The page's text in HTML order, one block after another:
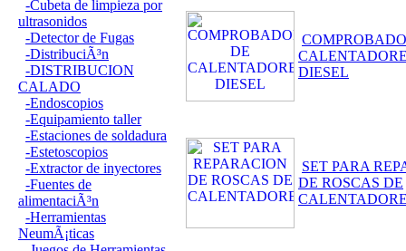
-Cubeta de limpieza por
ultrasonidos
-Detector de Fugas
-DistribuciÃ³n
-DISTRIBUCION
CALADO
-Endoscopios
-Equipamiento taller
-Estaciones de soldadura
-Estetoscopios
-Extractor de inyectores
-Fuentes de
alimentaciÃ³n
-Herramientas
NeumÃ¡ticas
DIESEL
SET PARA
DE ROSCAS DE